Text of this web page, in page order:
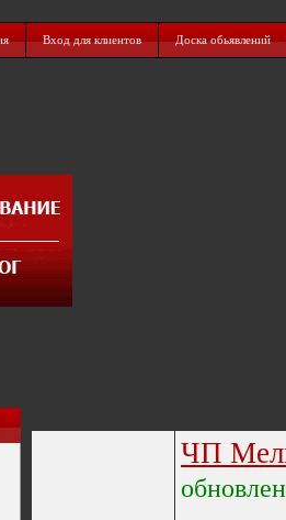
Вход для клиентов Доска обьявлений
ЧП